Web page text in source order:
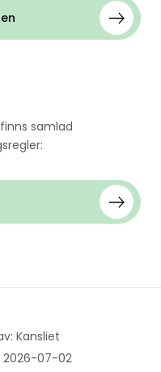
samlad
Kansliet
2026-07-02